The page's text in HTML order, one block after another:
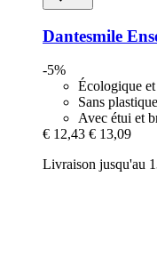
Dantesmile
-5%
Écologique
Sans plastique
Avec étui et
€ 12,43 € 13,09
Livraison jusqu'au